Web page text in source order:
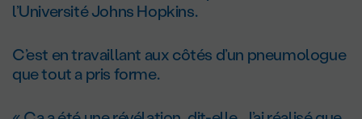
l’Université Johns Hopkins.
C’est en travaillant aux côtés d’un pneumologue
que tout a pris forme.